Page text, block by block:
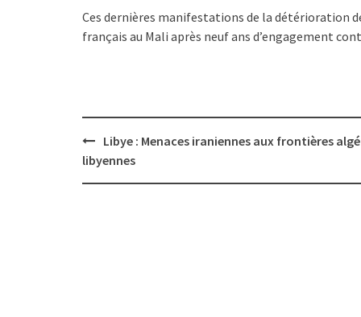
Ces dernières manifestations de la détérioration
français au Mali après neuf ans d’engagement
Post
navigation
Libye : Menaces iraniennes aux frontières
libyennes